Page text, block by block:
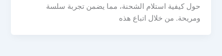
حول كيفية استلام الشحنة، مما يضمن تجربة سلسة
ومريحة. من خلال اتباع هذه